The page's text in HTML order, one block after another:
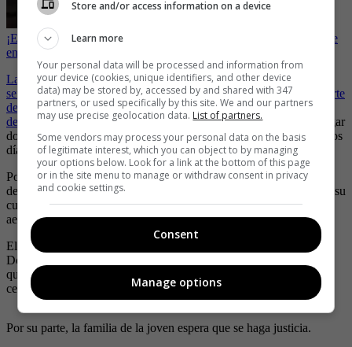
¡Escalofriante! Joven es degollado y su novia abusada sexualmente
en Soacha
La pareja se había conocido por Instagram y Poulos le había
señalado a Valentina que se irían a vivir a un apartamento en el norte
de Bogotá, por eso la joven se llevó sus pertenencias y se despidió
de su familia. Sin embargo, todo habría sido un engaño pues el lugar
donde la DJ creyó era su nuevo hogar, había sido rentando por unos
días por medio deAirbnb.
Poulos fue detenido en Panamá, pues se presume habría escapado
de Colombia luego de haber asesinado a Valentina y haber dejado su
cuerpo abandonado en un contenedor de basura de camino al
aeropuerto.
El celular de la joven también fue hallado en el aeropuerto El
Dorado en una caneca de basura. Todas las evidencias apuntan a
que el estadounidense sería el autor del feminicidio llevado por los
celos y la obsesión.
Por su parte, la familia de la joven espera que se haga justicia.
Store and/or access information on a device
Learn more
Your personal data will be processed and information from
your device (cookies, unique identifiers, and other device
data) may be stored by, accessed by and shared with 347
partners, or used specifically by this site. We and our partners
may use precise geolocation data. List of partners.
Some vendors may process your personal data on the basis
of legitimate interest, which you can object to by managing
your options below. Look for a link at the bottom of this page
or in the site menu to manage or withdraw consent in privacy
and cookie settings.
Consent
Manage options